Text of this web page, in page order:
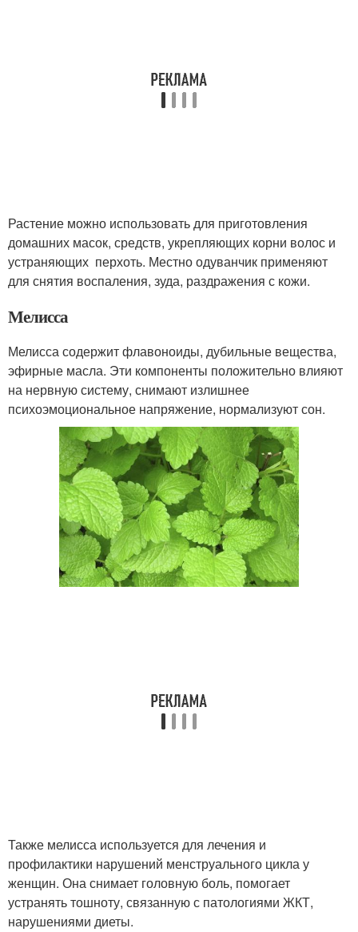
Растение можно использовать для приготовления
домашних масок, средств, укрепляющих корни волос и
устраняющих перхоть. Местно одуванчик применяют
для снятия воспаления, зуда, раздражения с кожи.
Мелисса
Мелисса содержит флавоноиды, дубильные вещества,
эфирные масла. Эти компоненты положительно влияют
на нервную систему, снимают излишнее
психоэмоциональное напряжение, нормализуют сон.
Также мелисса используется для лечения и
профилактики нарушений менструального цикла у
женщин. Она снимает головную боль, помогает
устранять тошноту, связанную с патологиями ЖКТ,
нарушениями диеты.